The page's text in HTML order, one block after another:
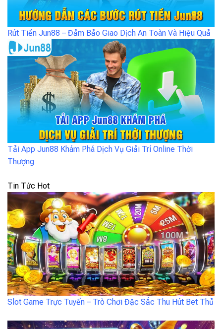
Rút Tiền Jun88 – Đảm Bảo Giao Dịch An Toàn Và Hiệu Quả
Tải App Jun88 Khám Phá Dịch Vụ Giải Trí Online Thời
Thượng
Tin Tức Hot
Slot Game Trực Tuyến – Trò Chơi Đặc Sắc Thu Hút Bet Thủ